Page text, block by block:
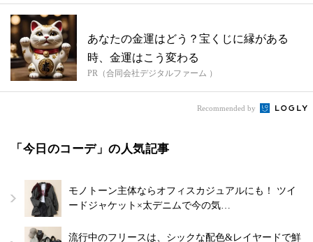
あなたの金運はどう？宝くじに縁がある
時、金運はこう変わる
PR（合同会社デジタルファーム ）
Recommended by
「今日のコーデ」の人気記事
モノトーン主体ならオフィスカジュアルにも！ ツイ
ードジャケット×太デニムで今の気…
流行中のフリースは、シックな配色&レイヤードで鮮